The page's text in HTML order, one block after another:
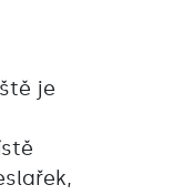
je